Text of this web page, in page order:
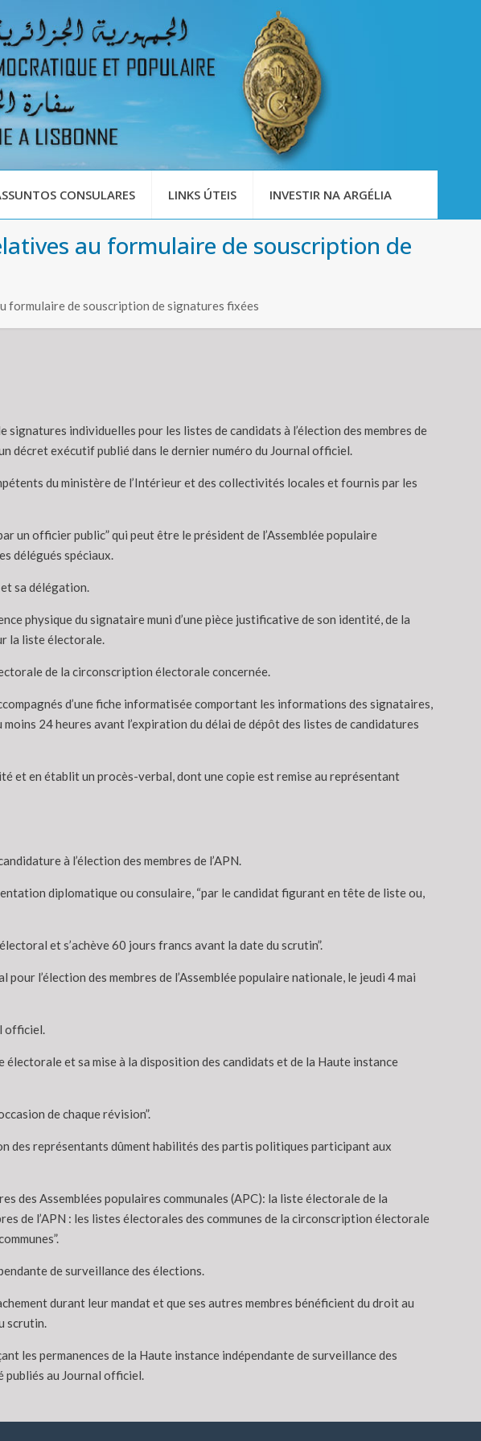
CONSULARES LINKS ÚTEIS INVESTIR NA ARGÉLIA
au formulaire de souscription de
formulaire de souscription de signatures fixées
individuelles pour les listes de candidats à l’élection des membres de
décret exécutif publié dans le dernier numéro du Journal officiel.
du ministère de l’Intérieur et des collectivités locales et fournis par les
un officier public” qui peut être le président de l’Assemblée populaire
délégués spéciaux.
sa délégation.
physique du signataire muni d’une pièce justificative de son identité, de la
la liste électorale.
de la circonscription électorale concernée.
d’une fiche informatisée comportant les informations des signataires,
24 heures avant l’expiration du délai de dépôt des listes de candidatures
et en établit un procès-verbal, dont une copie est remise au représentant
à l’élection des membres de l’APN.
diplomatique ou consulaire, “par le candidat figurant en tête de liste ou,
et s’achève 60 jours francs avant la date du scrutin”.
l’élection des membres de l’Assemblée populaire nationale, le jeudi 4 mai
officiel.
et sa mise à la disposition des candidats et de la Haute instance
de chaque révision”.
des représentants dûment habilités des partis politiques participant aux
des Assemblées populaires communales (APC): la liste électorale de la
de l’APN : les listes électorales des communes de la circonscription électorale
de surveillance des élections.
durant leur mandat et que ses autres membres bénéficient du droit au
scrutin.
les permanences de la Haute instance indépendante de surveillance des
au Journal officiel.